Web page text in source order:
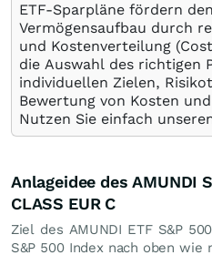
ETF-Sparpläne fördern
Vermögensaufbau durch
und Kostenverteilung
die Auswahl des richtigen
individuellen Zielen,
Bewertung von Kosten
Nutzen Sie einfach
Anlageidee des AMUNDI
CLASS EUR C
Ziel des AMUNDI ETF S&P
S&P 500 Index nach oben